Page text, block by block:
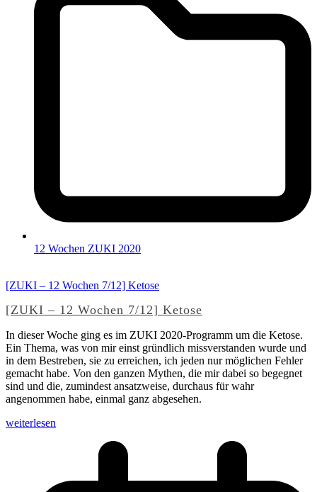
12 Wochen ZUKI 2020
[ZUKI – 12 Wochen 7/12] Ketose
[ZUKI – 12 Wochen 7/12] Ketose
In dieser Woche ging es im ZUKI 2020-Programm um die Ketose.
Ein Thema, was von mir einst gründlich missverstanden wurde und
in dem Bestreben, sie zu erreichen, ich jeden nur möglichen Fehler
gemacht habe. Von den ganzen Mythen, die mir dabei so begegnet
sind und die, zumindest ansatzweise, durchaus für wahr
angenommen habe, einmal ganz abgesehen.
weiterlesen